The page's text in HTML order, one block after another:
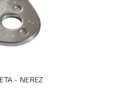
- NEREZ